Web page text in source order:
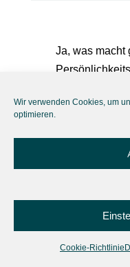
Wir verwenden Cookies, um
optimieren.
Cookie-Richtlinie
Ja, was macht
Verloren in
Stellen sie
Labyrinth vor!
Labyrinth.